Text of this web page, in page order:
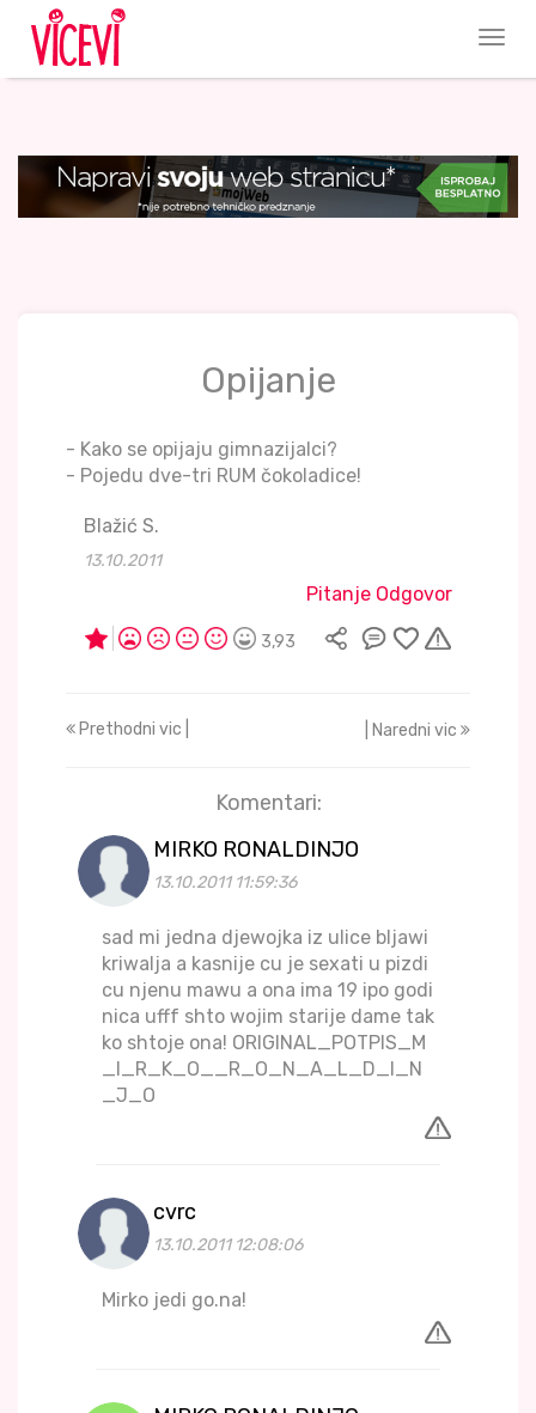
Opijanje
- Kako se opijaju gimnazijalci?
- Pojedu dve-tri RUM čokoladice!
Blažić S.
13.10.2011
Pitanje Odgovor
3,93
Prethodni vic | | Naredni vic
Komentari:
MIRKO RONALDINJO
13.10.2011 11:59:36
sad mi jedna djewojka iz ulice bljawi
kriwalja a kasnije cu je sexati u pizdi
cu njenu mawu a ona ima 19 ipo godi
nica ufff shto wojim starije dame tak
ko shtoje ona! ORIGINAL_POTPIS_M
_I_R_K_O__R_O_N_A_L_D_I_N
_J_O
cvrc
13.10.2011 12:08:06
Mirko jedi go.na!